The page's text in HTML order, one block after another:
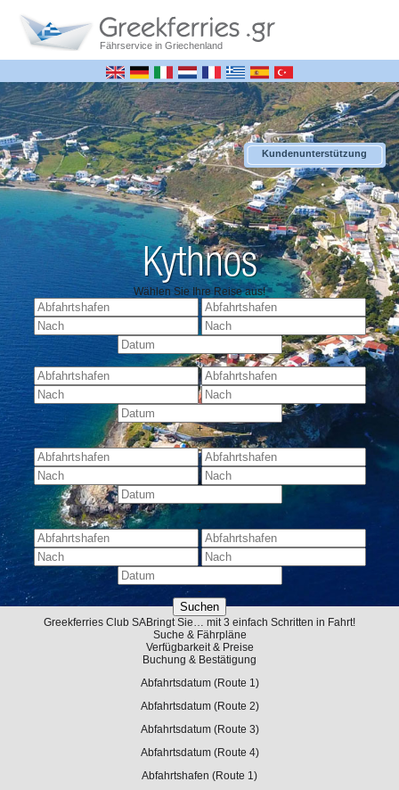
Fährservice in Griechenland
Kundenunterstützung
Kythnos
Wählen Sie Ihre Reise aus!
+
+
-
+
-
-
Greekferries Club SABringt Sie… mit 3 einfach Schritten in Fahrt!
Suche & Fährpläne
Verfügbarkeit & Preise
Buchung & Bestätigung
Abfahrtsdatum (Route 1)
Abfahrtsdatum (Route 2)
Abfahrtsdatum (Route 3)
Abfahrtsdatum (Route 4)
Abfahrtshafen (Route 1)